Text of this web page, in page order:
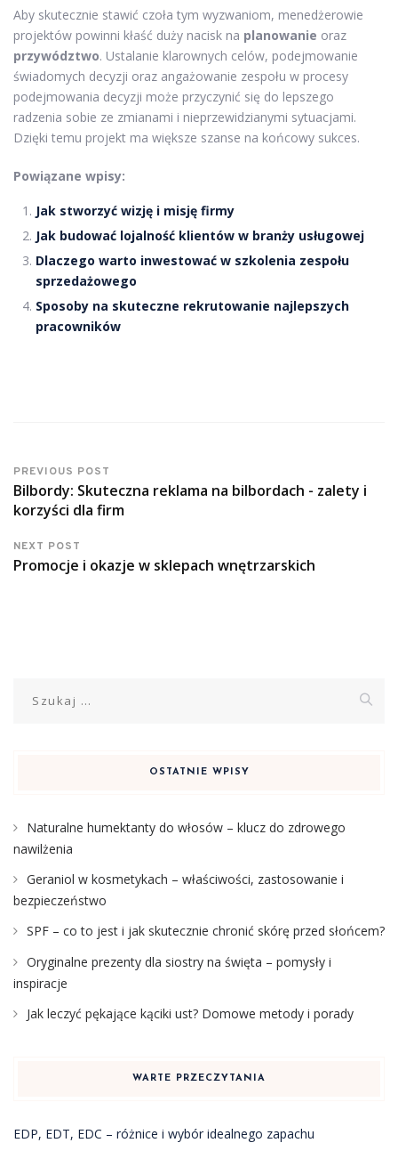
Aby skutecznie stawić czoła tym wyzwaniom, menedżerowie
projektów powinni kłaść duży nacisk na planowanie oraz
przywództwo. Ustalanie klarownych celów, podejmowanie
świadomych decyzji oraz angażowanie zespołu w procesy
podejmowania decyzji może przyczynić się do lepszego
radzenia sobie ze zmianami i nieprzewidzianymi sytuacjami.
Dzięki temu projekt ma większe szanse na końcowy sukces.
Powiązane wpisy:
Jak stworzyć wizję i misję firmy
Jak budować lojalność klientów w branży usługowej
Dlaczego warto inwestować w szkolenia zespołu
sprzedażowego
Sposoby na skuteczne rekrutowanie najlepszych
pracowników
PREVIOUS POST
Bilbordy: Skuteczna reklama na bilbordach - zalety i
korzyści dla firm
NEXT POST
Promocje i okazje w sklepach wnętrzarskich
OSTATNIE WPISY
Naturalne humektanty do włosów – klucz do zdrowego
nawilżenia
Geraniol w kosmetykach – właściwości, zastosowanie i
bezpieczeństwo
SPF – co to jest i jak skutecznie chronić skórę przed słońcem?
Oryginalne prezenty dla siostry na święta – pomysły i
inspiracje
Jak leczyć pękające kąciki ust? Domowe metody i porady
WARTE PRZECZYTANIA
EDP, EDT, EDC – różnice i wybór idealnego zapachu